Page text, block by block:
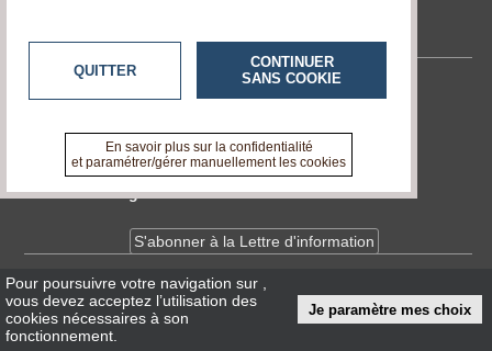
tvlocale.fr
Contactez-nous
A propos de tvlocale.fr
Devenir délégué
S'abonner à la Lettre d'information
InfosCNIL/RGPD
Conditions Générales d'Utilisation
Pour poursuivre votre navigation sur
vous devez acceptez l’utilisation des
cookies nécessaires à son
fonctionnement.
Je paramètre mes choix
QUITTER
CONTINUER
SANS COOKIE
En savoir plus sur la confidentialité
et paramétrer/gérer manuellement les cookies